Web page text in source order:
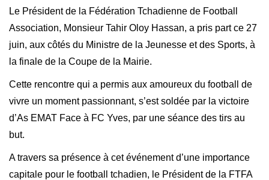
Le Président de la Fédération Tchadienne de Football
Association, Monsieur Tahir Oloy Hassan, a pris part ce 27
juin, aux côtés du Ministre de la Jeunesse et des Sports, à
la finale de la Coupe de la Mairie.
Cette rencontre qui a permis aux amoureux du football de
vivre un moment passionnant, s’est soldée par la victoire
d’As EMAT Face à FC Yves, par une séance des tirs au
but.
A travers sa présence à cet événement d’une importance
capitale pour le football tchadien, le Président de la FTFA